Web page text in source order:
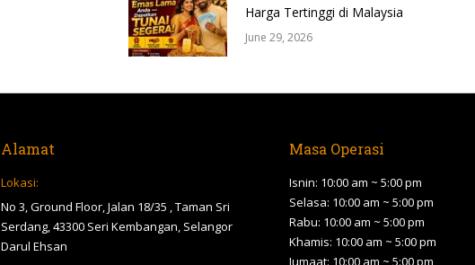
Harga Tertinggi di Malaysia
June 29, 2026
Alamat
Lokasi:
No 3, Ground Floor, Jalan 18/35 , Taman Sri
Serdang, 43300 Seri Kembangan, Selangor
Darul Ehsan
Masa Operasi
Isnin: 10:00 am ~ 5:00 pm
Selasa: 10:00 am ~ 5:00 pm
Rabu: 10:00 am ~ 5:00 pm
Khamis: 10:00 am ~ 5:00 pm
Jumaat: 10:00 am ~ 5:00 pm